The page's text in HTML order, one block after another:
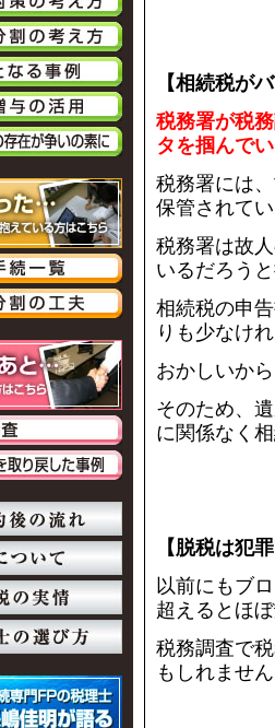
【相続税が
税務署が税
タを掴んで
税務署には
保管されて
税務署は故
いるだろう
相続税の申
りも少なけ
おかしいか
そのため、
に関係なく
【脱税は犯
以前にもブ
超えるとほ
税務調査で
もしれませ